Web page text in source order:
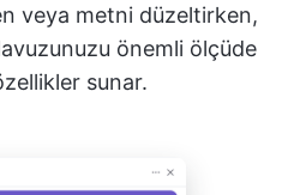
veya metni düzeltirken,
önemli ölçüde
sunar.